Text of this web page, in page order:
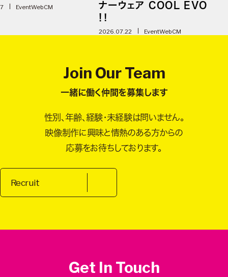
EventWebCM
ナーウェア COOL EVO
!！
2026.07.22 EventWebCM
Join Our Team
一緒に働く仲間を募集します
性別、年齢、経験・未経験は問いません。
映像制作に興味と情熱のある方からの
応募をお待ちしております。
Recruit
Get In Touch